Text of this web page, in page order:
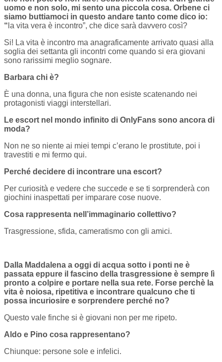
uomo e non solo, mi sento una piccola cosa. Orbene ci
siamo buttiamoci in questo andare tanto come dico io:
“ la vita vera è incontro”, che dice sarà davvero così?
Si! La vita è incontro ma anagraficamente arrivato quasi alla
soglia dei settanta gli incontri come quando si era giovani
sono rarissimi meglio sognare.
Barbara chi è?
È una donna, una figura che non esiste scatenando nei
protagonisti viaggi interstellari.
Le escort nel mondo infinito di OnlyFans sono ancora di
moda?
Non ne so niente ai miei tempi c’erano le prostitute, poi i
travestiti e mi fermo qui.
Perché decidere di incontrare una escort?
Per curiosità e vedere che succede e se ti sorprenderà con
giochini inaspettati per imparare cose nuove.
Cosa rappresenta nell’immaginario collettivo?
Trasgressione, sfida, cameratismo con gli amici.
Dalla Maddalena a oggi di acqua sotto i ponti ne è
passata eppure il fascino della trasgressione è sempre lì
pronto a colpire e portare nella sua rete. Forse perchè la
vita è noiosa, ripetitiva e incontrare qualcuno che ti
possa incuriosire e sorprendere perché no?
Questo vale finche si è giovani non per me ripeto.
Aldo e Pino cosa rappresentano?
Chiunque: persone sole e infelici.